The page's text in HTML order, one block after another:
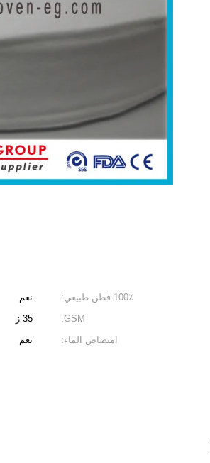
100٪ قطن طبيعي:
نعم
GSM:
35 ز
امتصاص الماء:
نعم